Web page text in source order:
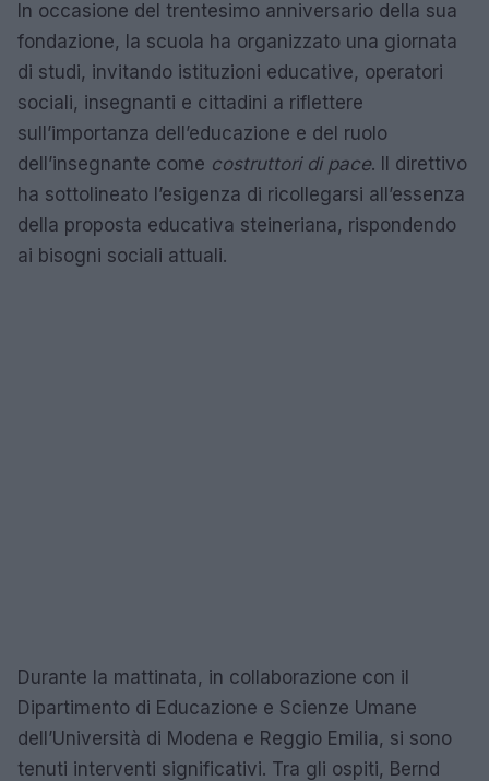
In occasione del trentesimo anniversario della sua
fondazione, la scuola ha organizzato una giornata
di studi, invitando istituzioni educative, operatori
sociali, insegnanti e cittadini a riflettere
sull’importanza dell’educazione e del ruolo
dell’insegnante come costruttori di pace. Il direttivo
ha sottolineato l’esigenza di ricollegarsi all’essenza
della proposta educativa steineriana, rispondendo
ai bisogni sociali attuali.
Durante la mattinata, in collaborazione con il
Dipartimento di Educazione e Scienze Umane
dell’Università di Modena e Reggio Emilia, si sono
tenuti interventi significativi. Tra gli ospiti, Bernd